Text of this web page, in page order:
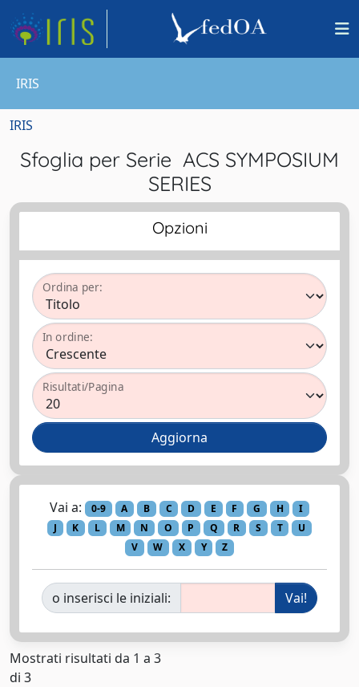
IRIS
IRIS
Sfoglia per Serie ACS SYMPOSIUM
SERIES
Opzioni
Ordina per:
In ordine:
Risultati/Pagina
Vai a: 0-9 A B C D E F G H
I
J
K L M N O P Q R S T
U
V
W X Y Z
o inserisci le iniziali:
Mostrati risultati da 1 a 3
di 3